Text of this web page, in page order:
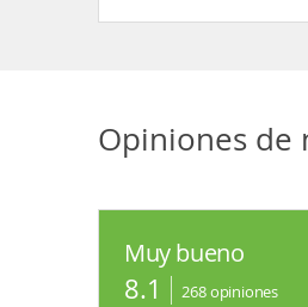
Opiniones de
Muy bueno
8.1 268opiniones